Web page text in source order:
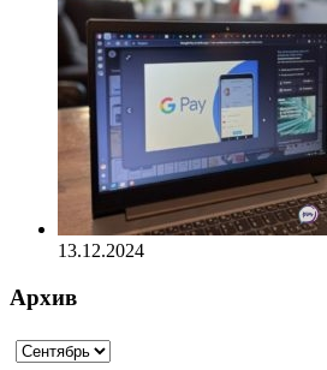
13.12.2024
Архив